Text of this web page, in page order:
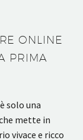
ONLINE
PRIMA
solo una
mette in
vivace e ricco